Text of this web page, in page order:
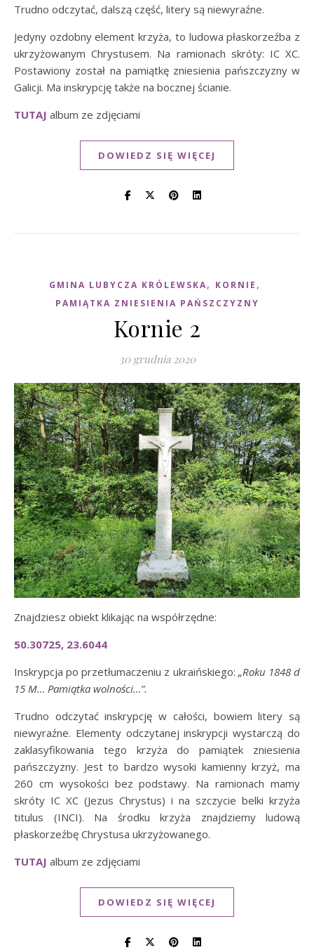
Trudno odczytać, dalszą część, litery są niewyraźne.
Jedyny ozdobny element krzyża, to ludowa płaskorzeźba z
ukrzyżowanym Chrystusem. Na ramionach skróty: IC XC.
Postawiony został na pamiątkę zniesienia pańszczyzny w
Galicji. Ma inskrypcję także na bocznej ścianie.
TUTAJ album ze zdjęciami
DOWIEDZ SIĘ WIĘCEJ
GMINA LUBYCZA KRÓLEWSKA, KORNIE ,
PAMIĄTKA ZNIESIENIA PAŃSZCZYZNY
Kornie 2
30 grudnia 2020
Znajdziesz obiekt klikając na współrzędne:
50.30725, 23.6044
Inskrypcja po przetłumaczeniu z ukraińskiego: „Roku 1848 d
15 M… Pamiątka wolności…”.
Trudno odczytać inskrypcję w całości, bowiem litery są
niewyraźne. Elementy odczytanej inskrypcji wystarczą do
zaklasyfikowania tego krzyża do pamiątek zniesienia
pańszczyzny. Jest to bardzo wysoki kamienny krzyż, ma
260 cm wysokości bez podstawy. Na ramionach mamy
skróty IC XC (Jezus Chrystus) i na szczycie belki krzyża
titulus (INCI). Na środku krzyża znajdziemy ludową
płaskorzeźbę Chrystusa ukrzyżowanego.
TUTAJ album ze zdjęciami
DOWIEDZ SIĘ WIĘCEJ